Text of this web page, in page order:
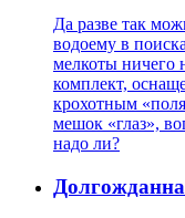
Да разве так
водоему в
мелкоты ничего
комплект,
крохотным
мешок «глаз»,
надо ли?